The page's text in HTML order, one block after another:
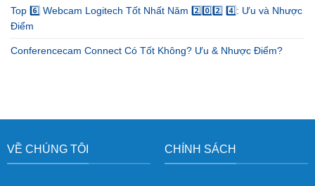
Top 6️⃣ Webcam Logitech Tốt Nhất Năm 2️⃣0️⃣2️⃣ 4️⃣: Ưu và Nhược
Điểm
Conferencecam Connect Có Tốt Không? Ưu & Nhược Điểm?
VỀ CHÚNG TÔI CHÍNH SÁCH